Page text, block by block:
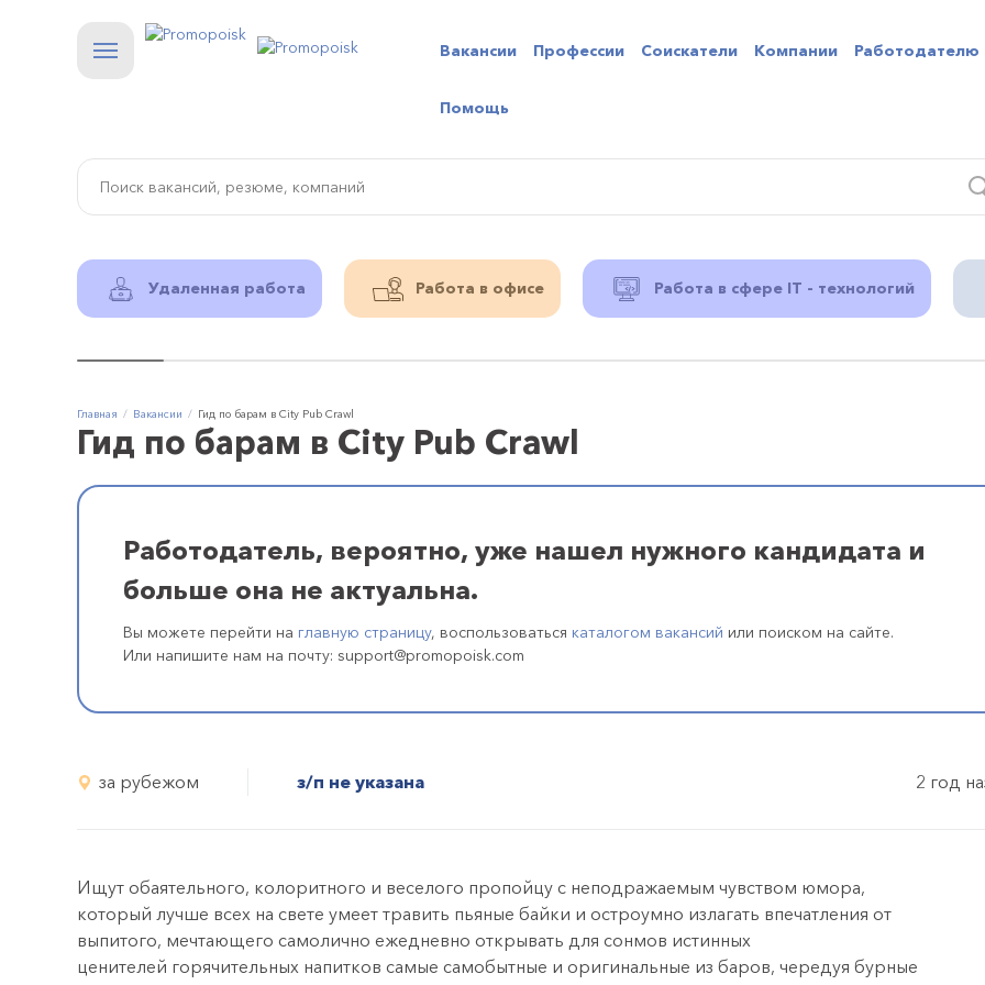
Вакансии Профессии Соискатели Компании Работодателю
Помощь
Удаленная работа Работа в офисе Работа в сфере IT - технологий
Главная Вакансии Гид по барам в City Pub Crawl
Гид по барам в City Pub Crawl
Работодатель, вероятно, уже нашел нужного кандидата и
больше она не актуальна.
Вы можете перейти на главную страницу, воспользоваться каталогом вакансий или поиском на сайте.
Или напишите нам на почту: support@promopoisk.com
за рубежом з/п не указана 2 год
Ищут обаятельного, колоритного и веселого пропойцу с неподражаемым чувством юмора,
который лучше всех на свете умеет травить пьяные байки и остроумно излагать впечатления от
выпитого, мечтающего самолично ежедневно открывать для сонмов истинных
ценителей горячительных напитков самые самобытные и оригинальные из баров, чередуя бурные